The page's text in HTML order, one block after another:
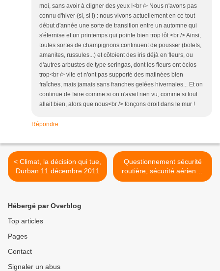
moi, sans avoir à cligner des yeux !<br /> Nous n'avons pas
connu d'hiver (si, si !) : nous vivons actuellement en ce tout
début d'année une sorte de transition entre un automne qui
s'éternise et un printemps qui pointe bien trop tôt.<br /> Ainsi,
toutes sortes de champignons continuent de pousser (bolets,
amanites, russules...) et côtoient des iris déjà en fleurs, ou
d'autres arbustes de type seringas, dont les fleurs ont éclos
trop<br /> vite et n'ont pas supporté des matinées bien
fraîches, mais jamais sans franches gelées hivernales... Et on
continue de faire comme si on n'avait rien vu, comme si tout
allait bien, alors que nous<br /> fonçons droit dans le mur !
Répondre
< Climat, la décision qui tue,
Durban 11 décembre 2011
Questionnement sécurité
routière, sécurité aérienne
>
Hébergé par Overblog
Top articles
Pages
Contact
Signaler un abus